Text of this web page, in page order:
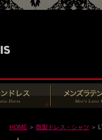
HOME ＞ 既製ドレス・シャツ ＞